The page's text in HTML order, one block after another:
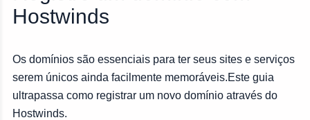
Hostwinds
Os domínios são essenciais para ter seus sites e serviços
serem únicos ainda facilmente memoráveis.Este guia
ultrapassa como registrar um novo domínio através do
Hostwinds.